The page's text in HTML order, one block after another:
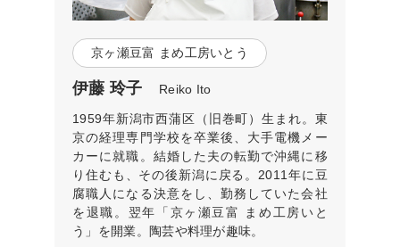
京ヶ瀬豆富 まめ工房いとう
伊藤 玲子 Reiko Ito
1959年新潟市西蒲区（旧巻町）生まれ。東
京の経理専門学校を卒業後、大手電機メー
カーに就職。結婚した夫の転勤で沖縄に移
り住むも、その後新潟に戻る。2011年に豆
腐職人になる決意をし、勤務していた会社
を退職。翌年「京ヶ瀬豆富 まめ工房いと
う」を開業。陶芸や料理が趣味。